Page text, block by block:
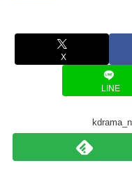
X
LINE